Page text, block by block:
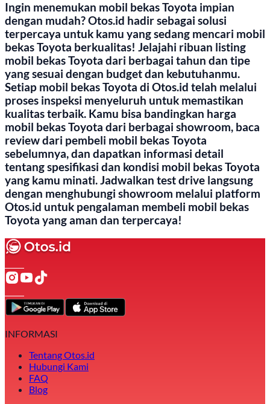
Ingin menemukan mobil bekas Toyota impian
dengan mudah? Otos.id hadir sebagai solusi
terpercaya untuk kamu yang sedang mencari mobil
bekas Toyota berkualitas! Jelajahi ribuan listing
mobil bekas Toyota dari berbagai tahun dan tipe
yang sesuai dengan budget dan kebutuhanmu.
Setiap mobil bekas Toyota di Otos.id telah melalui
proses inspeksi menyeluruh untuk memastikan
kualitas terbaik. Kamu bisa bandingkan harga
mobil bekas Toyota dari berbagai showroom, baca
review dari pembeli mobil bekas Toyota
sebelumnya, dan dapatkan informasi detail
tentang spesifikasi dan kondisi mobil bekas Toyota
yang kamu minati. Jadwalkan test drive langsung
dengan menghubungi showroom melalui platform
Otos.id untuk pengalaman membeli mobil bekas
Toyota yang aman dan terpercaya!
INFORMASI
Tentang Otos.id
Hubungi Kami
FAQ
Blog